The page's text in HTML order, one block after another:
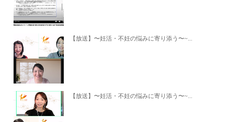
【放送】〜妊活・不妊の悩みに寄り添う〜~...
【放送】〜妊活・不妊の悩みに寄り添う〜~...